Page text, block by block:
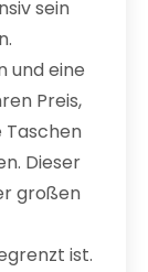
sein
und eine
Preis,
Taschen
Dieser
großen
ist.